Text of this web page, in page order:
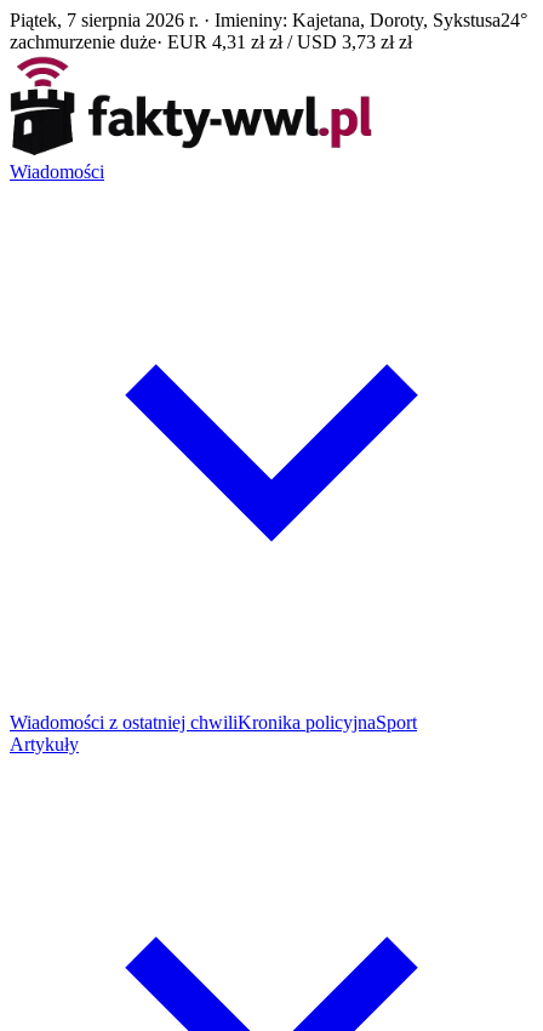
Piątek, 7 sierpnia 2026 r. · Imieniny: Kajetana, Doroty, Sykstusa24°
zachmurzenie duże· EUR 4,31 zł zł / USD 3,73 zł zł
Wiadomości
Wiadomości z ostatniej chwiliKronika policyjnaSport
Artykuły